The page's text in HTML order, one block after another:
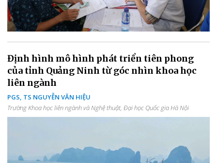
Định hình mô hình phát triển tiên phong
của tỉnh Quảng Ninh từ góc nhìn khoa học
liên ngành
PGS, TS NGUYỄN VĂN HIỆU
Trường Khoa học liên ngành và Nghệ thuật, Đại học Quốc gia Hà Nội